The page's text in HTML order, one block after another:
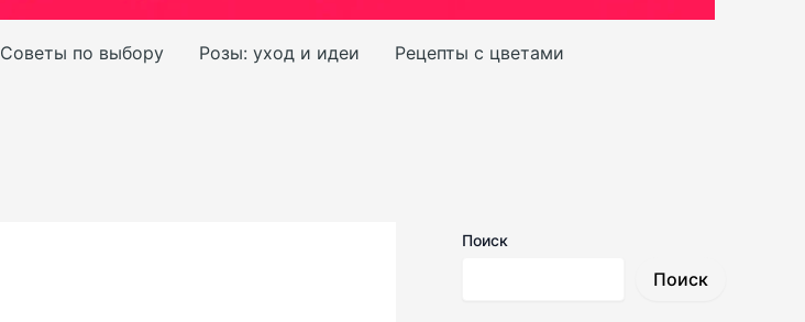
Советы по выбору Розы: уход и идеи Рецепты с цветами
Поиск
Поиск